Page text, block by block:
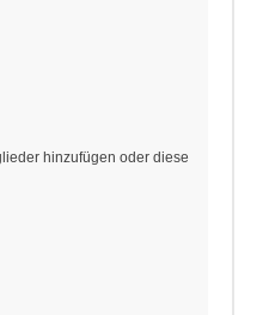
hinzufügen oder diese